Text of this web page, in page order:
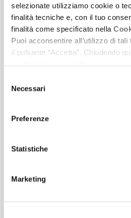
selezionate utilizziamo cookie o
finalità tecniche e, con il tuo
finalità come specificato nella
Puoi acconsentire all’utilizzo di
il pulsante “Accetta”. Chiudendo
delNecessari
Preferenze
Statistiche
Marketing
LONTANO DA CINECITTÀ.
SAMUELE GOVONI E
CITTÀ DEL CINEMA